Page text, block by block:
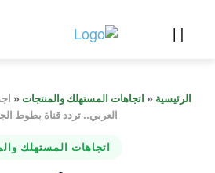
الرئيسية « اتجاهات المستهلك والمنتجات«
العربي.. تردد قناة بطوط
اتجاهات المستهلك